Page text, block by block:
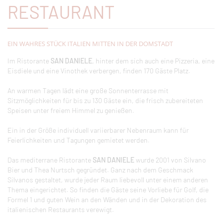
RESTAURANT
EIN WAHRES STÜCK ITALIEN MITTEN IN DER DOMSTADT
Im Ristorante SAN DANIELE , hinter dem sich auch eine Pizzeria, eine
Eisdiele und eine Vinothek verbergen, finden 170 Gäste Platz.
An warmen Tagen lädt eine große Sonnenterrasse mit
Sitzmöglichkeiten für bis zu 130 Gäste ein, die frisch zubereiteten
Speisen unter freiem Himmel zu genießen.
Ein in der Größe individuell variierbarer Nebenraum kann für
Feierlichkeiten und Tagungen gemietet werden.
Das mediterrane Ristorante SAN DANIELE wurde 2001 von Silvano
Bier und Thea Nurtsch gegründet. Ganz nach dem Geschmack
Silvanos gestaltet, wurde jeder Raum liebevoll unter einem anderen
Thema eingerichtet. So finden die Gäste seine Vorliebe für Golf, die
Formel 1 und guten Wein an den Wänden und in der Dekoration des
italienischen Restaurants verewigt.